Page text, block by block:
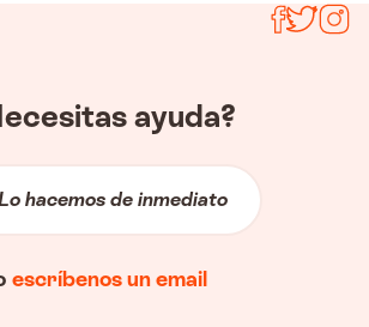
Síguenos
ayuda?
hacemos de inmediato
escríbenos un email